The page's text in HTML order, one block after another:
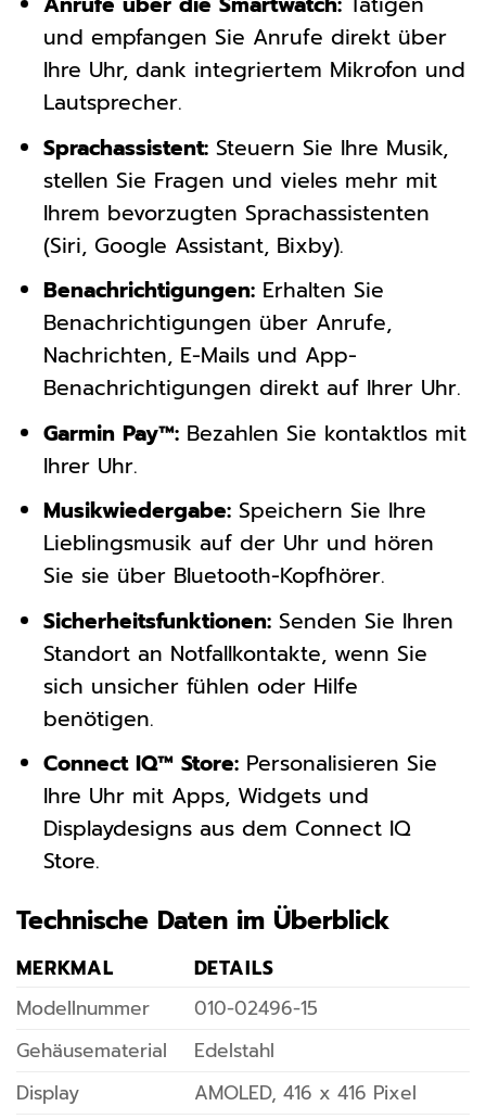
und empfangen Sie Anrufe direkt über
Ihre Uhr, dank integriertem Mikrofon und
Lautsprecher.
Sprachassistent:Steuern Sie Ihre Musik,
stellen Sie Fragen und vieles mehr mit
Ihrem bevorzugten Sprachassistenten
(Siri, Google Assistant, Bixby).
Benachrichtigungen:Erhalten Sie
Benachrichtigungen über Anrufe,
Nachrichten, E-Mails und App-
Benachrichtigungen direkt auf Ihrer Uhr.
Garmin Pay™:Bezahlen Sie kontaktlos mit
Ihrer Uhr.
Musikwiedergabe:Speichern Sie Ihre
Lieblingsmusik auf der Uhr und hören
Sie sie über Bluetooth-Kopfhörer.
Sicherheitsfunktionen:Senden Sie Ihren
Standort an Notfallkontakte, wenn Sie
sich unsicher fühlen oder Hilfe
benötigen.
Connect IQ™ Store:Personalisieren Sie
Ihre Uhr mit Apps, Widgets und
Displaydesigns aus dem Connect IQ
Store.
Technische Daten im Überblick
MERKMAL
DETAILS
Modellnummer
010-02496-15
Gehäusematerial
Edelstahl
Display
AMOLED, 416 x 416 Pixel